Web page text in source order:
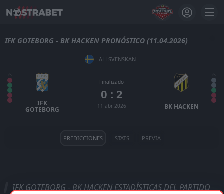
IFK GOTEBORG - BK HACKEN PRONÓSTICO (11.04.2026)
ALLSVENSKAN
IFK
GOTEBORG
Finalizado
0 : 2
11 abr 2026 BK HACKEN
PREDICCIONES STATS PREVIA
IFK GOTEBORG - BK HACKEN ESTADÍSTICAS DEL PARTIDO